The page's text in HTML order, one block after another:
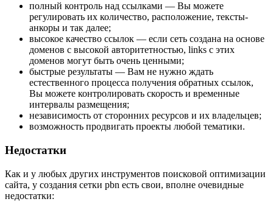
полный контроль над ссылками — Вы можете
регулировать их количество, расположение, тексты-
анкоры и так далее;
высокое качество ссылок — если сеть создана на основе
доменов с высокой авторитетностью, links с этих
доменов могут быть очень ценными;
быстрые результаты — Вам не нужно ждать
естественного процесса получения обратных ссылок,
Вы можете контролировать скорость и временные
интервалы размещения;
независимость от сторонних ресурсов и их владельцев;
возможность продвигать проекты любой тематики.
Недостатки
Как и у любых других инструментов поисковой оптимизации
сайта, у создания сетки pbn есть свои, вполне очевидные
недостатки: